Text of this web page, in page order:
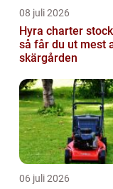
08 juli 2026
Hyra charter
så får du ut mest
skärgården
06 juli 2026